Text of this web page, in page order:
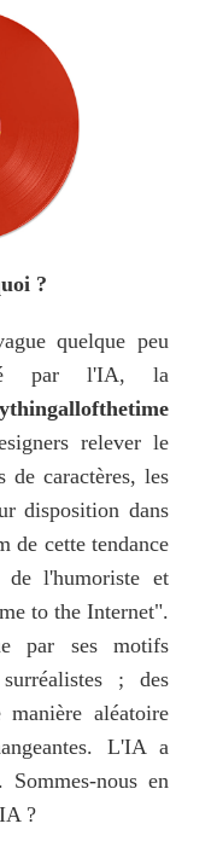
?
quelque peu
par l'IA, la
relever le
caractères, les
disposition dans
de cette tendance
l'humoriste et
to the Internet".
par ses motifs
; des
manière aléatoire
L'IA a
nous en
?